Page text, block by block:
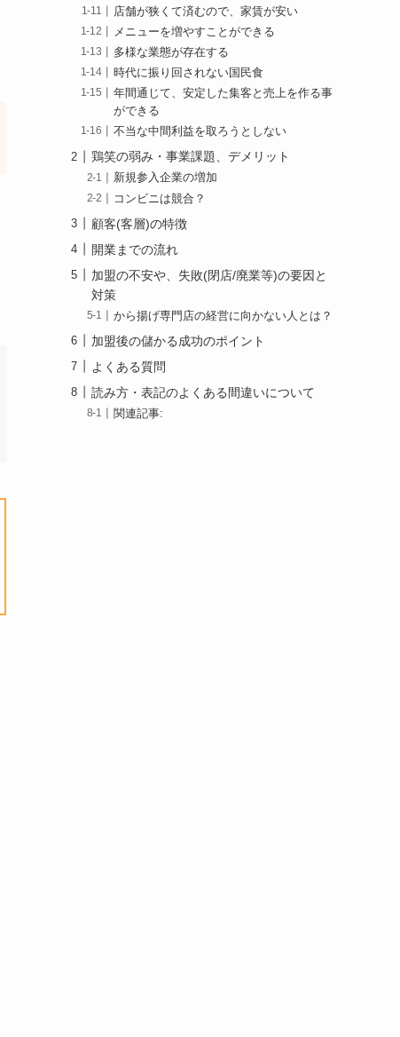
店舗が狭くて済むので、家賃が安い
メニューを増やすことができる
多様な業態が存在する
時代に振り回されない国民食
年間通じて、安定した集客と売上を作る事
ができる
不当な中間利益を取ろうとしない
鶏笑の弱み・事業課題、デメリット
新規参入企業の増加
コンビニは競合？
顧客(客層)の特徴
開業までの流れ
加盟の不安や、失敗(閉店/廃業等)の要因と
対策
から揚げ専門店の経営に向かない人とは？
加盟後の儲かる成功のポイント
よくある質問
読み方・表記のよくある間違いについて
関連記事: